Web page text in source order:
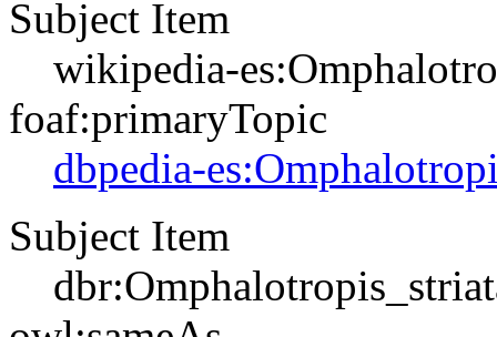
Subject Item
wikipedia-
foaf:primaryTopic
dbpedia-
Subject Item